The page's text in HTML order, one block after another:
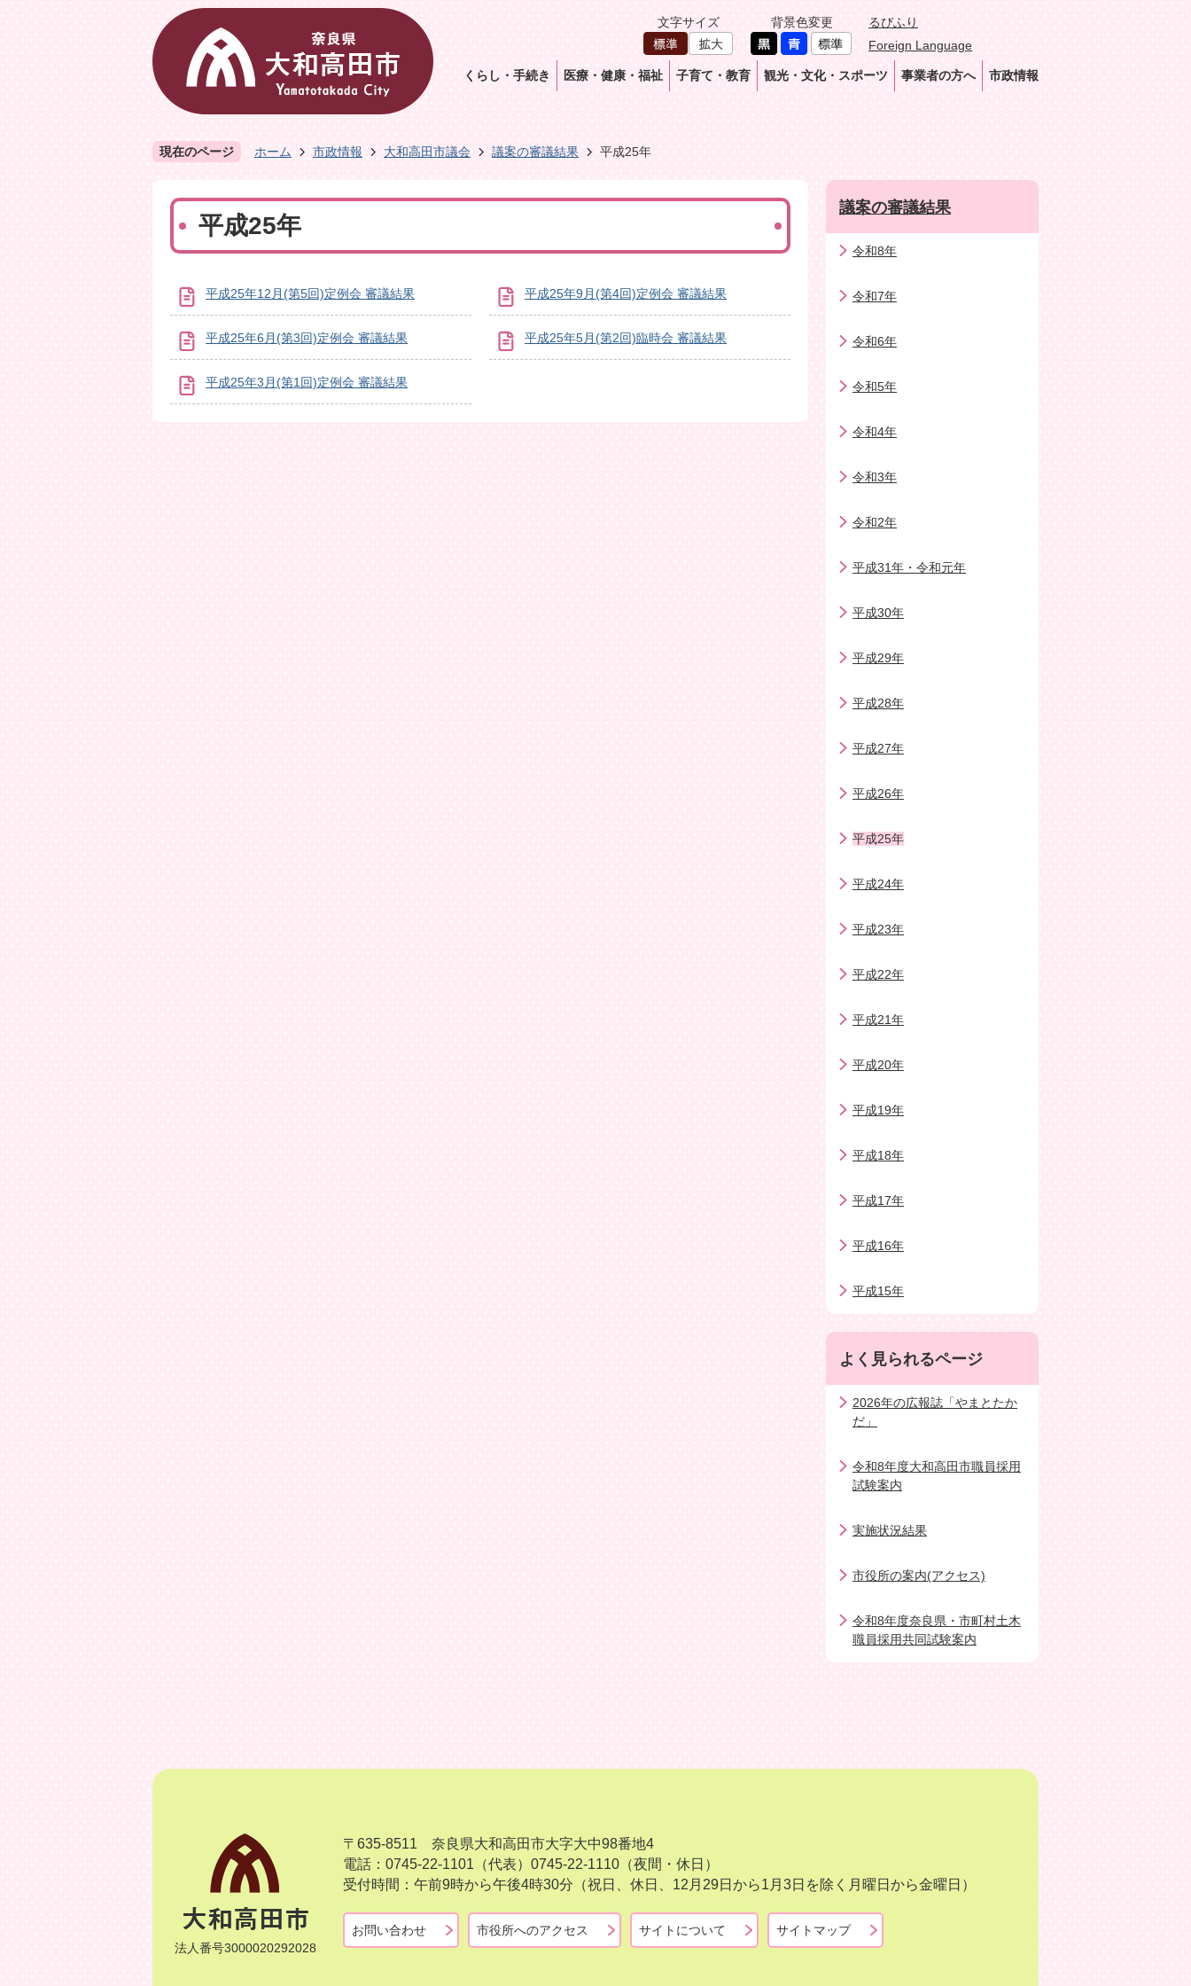
文字サイズ 背景色変更
るびふり
Foreign Language
くらし・手続き 医療・健康・福祉 子育て・教育 観光・文化・スポーツ 事業者の方へ 市政情報
現在のページ ホーム 市政情報 大和高田市議会 議案の審議結果 平成25年
平成25年
平成25年12月(第5回)定例会 審議結果 平成25年9月(第4回)定例会 審議結果
平成25年6月(第3回)定例会 審議結果 平成25年5月(第2回)臨時会 審議結果
平成25年3月(第1回)定例会 審議結果
議案の審議結果
令和8年
令和7年
令和6年
令和5年
令和4年
令和3年
令和2年
平成31年・令和元年
平成30年
平成29年
平成28年
平成27年
平成26年
平成25年
平成24年
平成23年
平成22年
平成21年
平成20年
平成19年
平成18年
平成17年
平成16年
平成15年
よく見られるページ
2026年の広報誌「やまとたか
だ」
令和8年度大和高田市職員採用
試験案内
実施状況結果
市役所の案内(アクセス)
令和8年度奈良県・市町村土木
職員採用共同試験案内
法人番号3000020292028
〒635-8511 奈良県大和高田市大字大中98番地4
電話：0745-22-1101（代表） 0745-22-1110（夜間・休日）
受付時間：午前9時から午後4時30分（祝日、休日、12月29日から1月3日を除く月曜日から金曜日）
お問い合わせ 市役所へのアクセス サイトについて サイトマップ